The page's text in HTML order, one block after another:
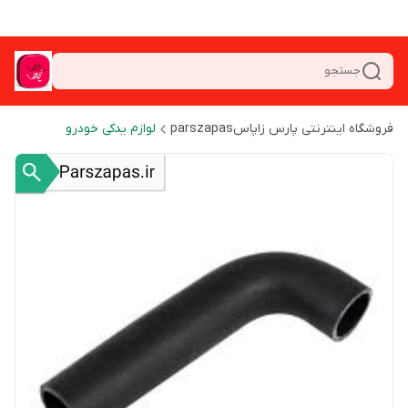
جستجو
فروشگاه اینترنتی پارس زاپاسparszapas لوازم یدکی خودرو